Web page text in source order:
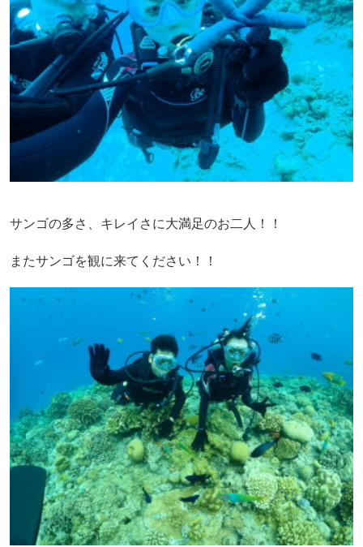
サンゴの多さ、キレイさに大満足のお二人！！
またサンゴを観に来てください！！